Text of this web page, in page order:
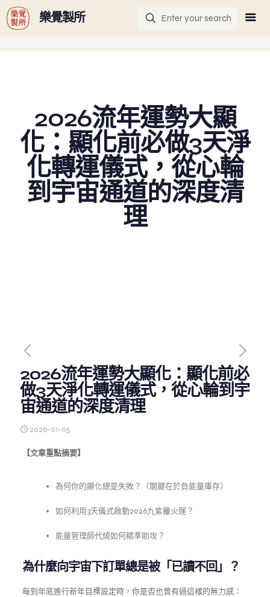
G-GHF9TLS5W3
樂覺製所
2026流年運勢大顯
化：顯化前必做3天淨
化轉運儀式，從心輪
到宇宙通道的深度清
理
2026流年運勢大顯化：顯化前必
做3天淨化轉運儀式，從心輪到宇
宙通道的深度清理
2026-01-05
【文章重點摘要】
為何你的顯化總是失敗？（關鍵在於負能量庫存）
如何利用3天儀式啟動2026九紫離火運？
能量管理師代燒如何精準助攻？
為什麼向宇宙下訂單總是被「已讀不回」？
每到年底進行新年目標設定時，你是否也曾有過這樣的無力感：